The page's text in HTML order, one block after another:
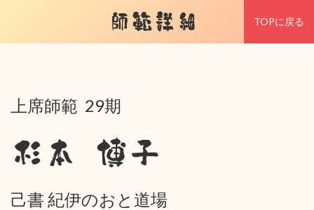
師範詳細 TOPに戻る
上席師範 29期
杉本 博子
己書 紀伊のおと道場